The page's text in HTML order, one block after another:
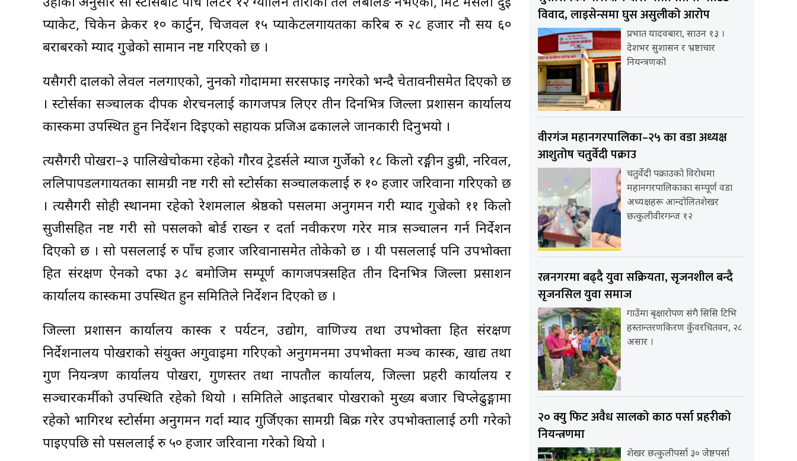
प्याकेट, चिकेन क्रेकर १० कार्टुन, चिजवल १५ प्याकेटलगायतका करिब रु २८ हजार नौ सय ६०
बराबरको म्याद गुज्रेको सामान नष्ट गरिएको छ ।
यसैगरी दालको लेवल नलगाएको, नुनको गोदाममा सरसफाइ नगरेको भन्दै चेतावनीसमेत दिएको छ
। स्टोर्सका सञ्चालक दीपक शेरचनलाई कागजपत्र लिएर तीन दिनभित्र जिल्ला प्रशासन कार्यालय
कास्कीमा उपस्थित हुन निर्देशन दिइएको सहायक प्रजिअ ढकालले जानकारी दिनुभयो ।
त्यसैगरी पोखरा–३ पालिखेचोकमा रहेको गौरव ट्रेडर्सले म्याज गुर्जेको १८ किलो रङ्गीन डुम्री, नरिवल,
ललिपापडलगायतका सामग्री नष्ट गरी सो स्टोर्सका सञ्चालकलाई रु १० हजार जरिवाना गरिएको छ
। त्यसैगरी सोही स्थानमा रहेको रेशमलाल श्रेष्ठको पसलमा अनुगमन गरी म्याद गुज्रेको ११ किलो
सुजीसहित नष्ट गरी सो पसलको बोर्ड राख्न र दर्ता नवीकरण गरेर मात्र सञ्चालन गर्न निर्देशन
दिएको छ । सो पसललाई रु पाँच हजार जरिवानासमेत तोकेको छ । यी पसललाई पनि उपभोक्ता
हित संरक्षण ऐनको दफा ३८ बमोजिम सम्पूर्ण कागजपत्रसहित तीन दिनभित्र जिल्ला प्रसाशन
कार्यालय कास्कीमा उपस्थित हुन समितिले निर्देशन दिएको छ ।
जिल्ला प्रशासन कार्यालय कास्की र पर्यटन, उद्योग, वाणिज्य तथा उपभोक्ता हित संरक्षण
निर्देशनालय पोखराको संयुक्त अगुवाइमा गरिएको अनुगमनमा उपभोक्ता मञ्च कास्की, खाद्य तथा
गुण नियन्त्रण कार्यालय पोखरा, गुणस्तर तथा नापतौल कार्यालय, जिल्ला प्रहरी कार्यालय र
सञ्चारकर्मीको उपस्थिति रहेको थियो । समितिले आइतबार पोखराको मुख्य बजार चिप्लेढुङ्गामा
रहेको भागिरथ स्टोर्समा अनुगमन गर्दा म्याद गुर्जिएका सामग्री बिक्री गरेर उपभोक्तालाई ठगी गरेको
पाइएपछि सो पसललाई रु ५० हजार जरिवाना गरेको थियो ।
विवाद, लाइसेन्समा घुस असुलीको आरोप
प्रभात यादवबारा, साउन १३ ।
देशभर सुशासन र भ्रष्टाचार
नियन्त्रणको
वीरगंज महानगरपालिका–२५ का वडा अध्यक्ष
आशुतोष चतुर्वेदी पक्राउ
चतुर्वेदी पक्राउको विरोधमा
महानगरपालिकाका सम्पूर्ण वडा
अध्यक्षहरू आन्दोलितशेखर
छत्कुलीवीरगन्ज १२
रत्ननगरमा बढ्दै युवा सक्रियता, सृजनशील बन्दै
सृजनसिल युवा समाज
गाउँमा बृक्षारोपण संगै सिसि टिभि
हस्तान्तरणकिरण कुँवरचितवन, २८
असार ।
२० क्यु फिट अवैध सालको काठ पर्सा प्रहरीको
नियन्त्रणमा
शेखर छत्कुलीपर्सा ३० जेष्ठपर्सा